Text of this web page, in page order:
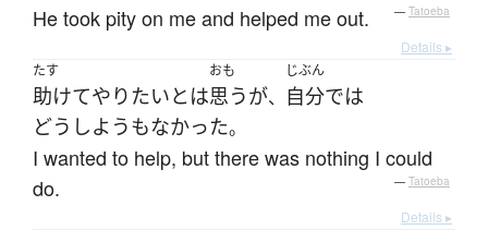
He took pity on me and helped me out. — Tatoeba
Details ▸
たす
助けてやりたいとは
おも
思うが、
じぶん
自分では
どうしようもなかった。
I wanted to help, but there was nothing I could
do.
— Tatoeba
Details ▸